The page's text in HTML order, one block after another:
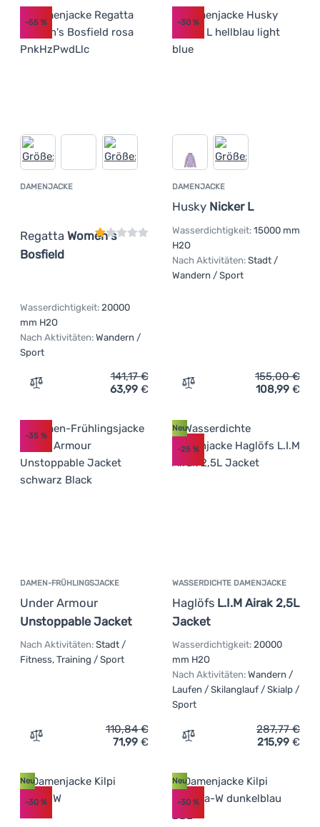
DAMENJACKE
Regatta Women's
Bosfield
Kundenbewertung
-55 %
Wasserdichtigkeit: 20000
mm H2O
Nach Aktivitäten: Wandern /
Sport
Zum Vergleich 'Damenjacke Regatta Women's Bosfield'
141,17€
63,99 €
DAMENJACKE
Husky Nicker L
-30%
Wasserdichtigkeit: 15000 mm
H2O
Nach Aktivitäten: Stadt /
Wandern / Sport
Zum Vergleich
155,00€
108,99 €
DAMEN-FRÜHLINGSJACKE
Under Armour
Unstoppable Jacket
-35 %
Nach Aktivitäten: Stadt /
Fitness, Training / Sport
Zum Vergleich 'Damen-Frühlingsjacke Under Armour
110,84€
71,99 €
WASSERDICHTE DAMENJACKE
Haglöfs L.I.M Airak 2,5L
Jacket
Neu
-25%
Wasserdichtigkeit: 20000
mm H2O
Nach Aktivitäten: Wandern /
Laufen / Skilanglauf / Skialp /
Sport
Zum Vergleich
287,77€
215,99 €
Neu
-30 %
Neu
-30%